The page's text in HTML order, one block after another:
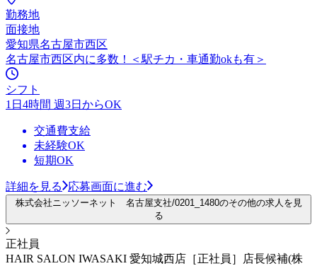
勤務地
面接地
愛知県名古屋市西区
名古屋市西区内に多数！＜駅チカ・車通勤okも有＞
シフト
1日4時間 週3日からOK
交通費支給
未経験OK
短期OK
詳細を見る 応募画面に進む
株式会社ニッソーネット 名古屋支社/0201_1480のその他の求人を見
る
正社員
HAIR SALON IWASAKI 愛知城西店［正社員］店長候補(株